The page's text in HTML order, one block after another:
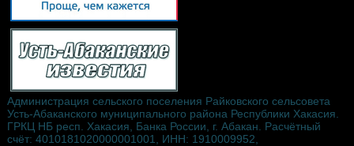
Администрация сельского поселения Райковского сельсовета
Усть-Абаканского муниципального района Республики Хакасия.
ГРКЦ НБ респ. Хакасия, Банка России, г. Абакан. Расчётный
счёт: 4010181020000001001, ИНН: 1910009952,